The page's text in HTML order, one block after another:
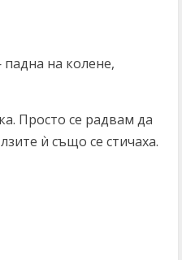
на колене,
Просто се радвам да
ѝ също се стичаха.